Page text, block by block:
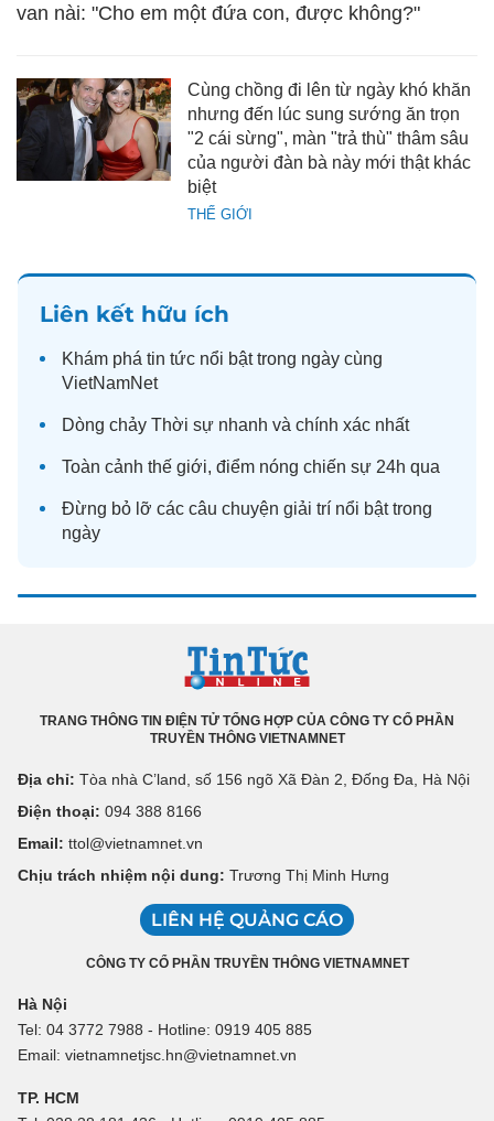
van nài: "Cho em một đứa con, được không?"
THẾ GIỚI
Cùng chồng đi lên từ ngày khó khăn
nhưng đến lúc sung sướng ăn trọn
"2 cái sừng", màn "trả thù" thâm sâu
của người đàn bà này mới thật khác
biệt
Liên kết hữu ích
Khám phá tin tức nổi bật trong ngày cùng
VietNamNet
Dòng chảy Thời sự nhanh và chính xác nhất
Toàn cảnh thế giới, điểm nóng chiến sự 24h qua
Đừng bỏ lỡ các câu chuyện giải trí nổi bật trong
ngày
TRANG THÔNG TIN ĐIỆN TỬ TỔNG HỢP CỦA CÔNG TY CỔ PHẦN
TRUYỀN THÔNG VIETNAMNET
Địa chỉ: Tòa nhà C’land, số 156 ngõ Xã Đàn 2, Đống Đa, Hà Nội
Điện thoại: 094 388 8166
Email: ttol@vietnamnet.vn
Chịu trách nhiệm nội dung: Trương Thị Minh Hưng
LIÊN HỆ QUẢNG CÁO
CÔNG TY CỔ PHẦN TRUYỀN THÔNG VIETNAMNET
Hà Nội
Tel: 04 3772 7988 - Hotline: 0919 405 885
Email: vietnamnetjsc.hn@vietnamnet.vn
TP. HCM